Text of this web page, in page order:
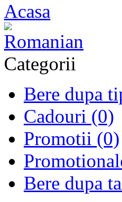
Acasa
Categorii
Bere dupa
Cadouri (0)
Promotii (0)
Bere dupa